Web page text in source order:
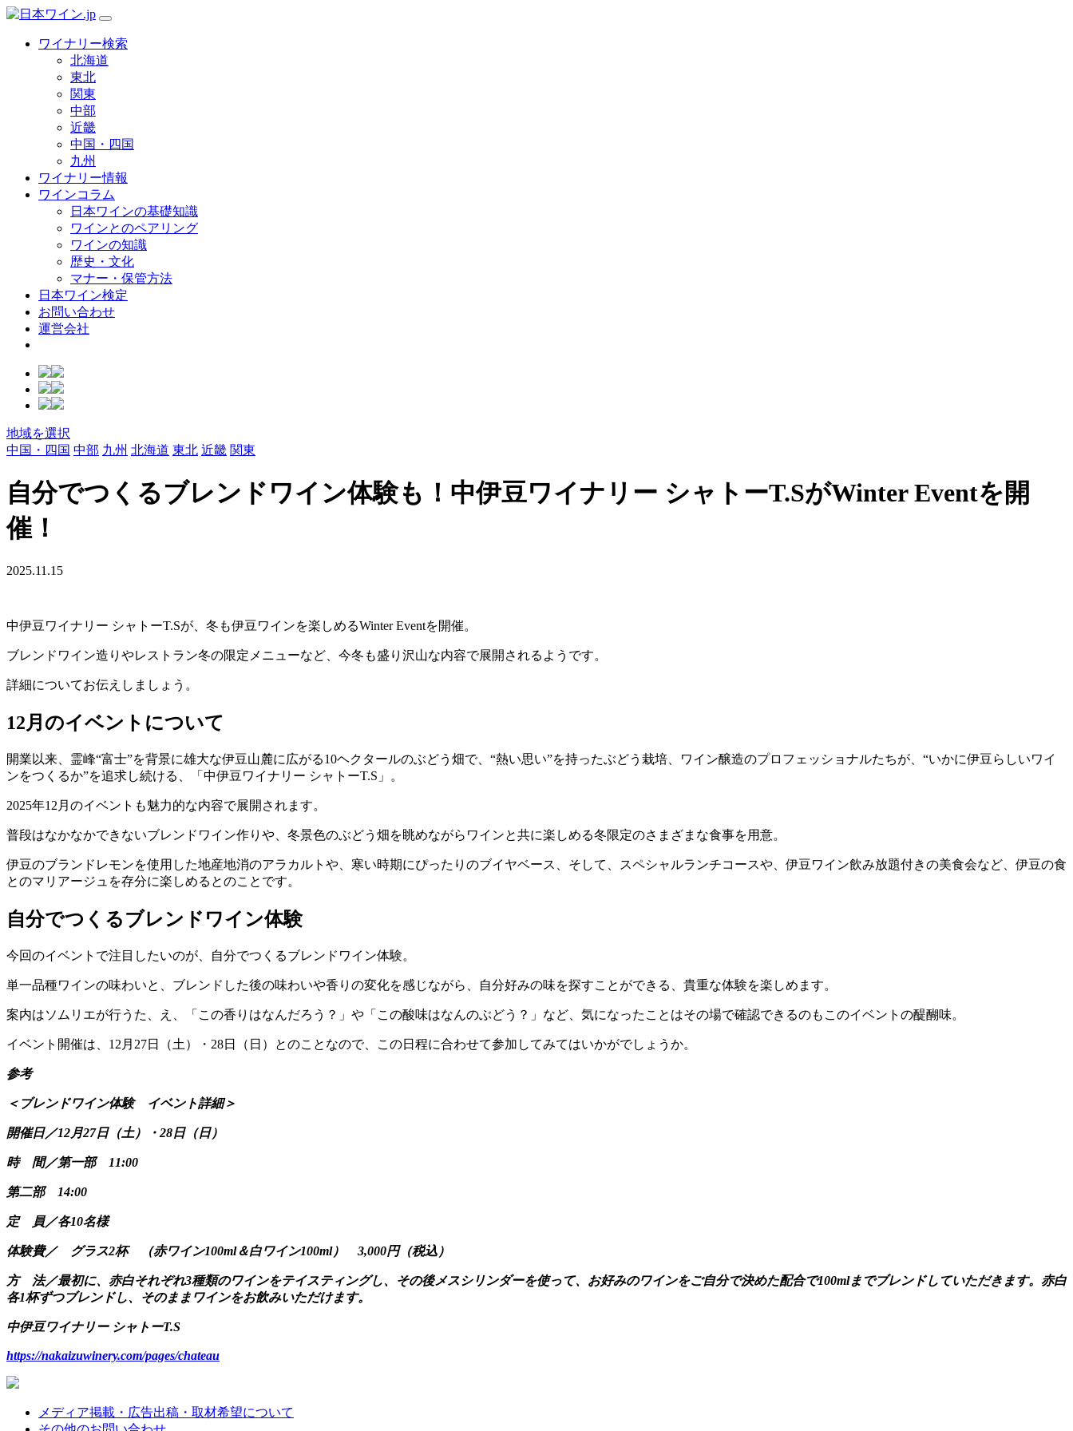
ワイナリー検索
北海道
東北
関東
中部
近畿
中国・四国
九州
ワイナリー情報
ワインコラム
日本ワインの基礎知識
ワインとのペアリング
ワインの知識
歴史・文化
マナー・保管方法
日本ワイン検定
お問い合わせ
運営会社
地域を選択
中国・四国 中部 九州 北海道 東北 近畿 関東
自分でつくるブレンドワイン体験も！中伊豆ワイナリー シャトーT.SがWinter Eventを開
催！
2025.11.15
中伊豆ワイナリー シャトーT.Sが、冬も伊豆ワインを楽しめるWinter Eventを開催。
ブレンドワイン造りやレストラン冬の限定メニューなど、今冬も盛り沢山な内容で展開されるようです。
詳細についてお伝えしましょう。
12月のイベントについて
開業以来、霊峰“富士”を背景に雄大な伊豆山麓に広がる10ヘクタールのぶどう畑で、“熱い思い”を持ったぶどう栽培、ワイン醸造のプロフェッショナルたちが、“いかに伊豆らしいワイ
ンをつくるか”を追求し続ける、「中伊豆ワイナリー シャトーT.S」。
2025年12月のイベントも魅力的な内容で展開されます。
普段はなかなかできないブレンドワイン作りや、冬景色のぶどう畑を眺めながらワインと共に楽しめる冬限定のさまざまな食事を用意。
伊豆のブランドレモンを使用した地産地消のアラカルトや、寒い時期にぴったりのブイヤベース、そして、スペシャルランチコースや、伊豆ワイン飲み放題付きの美食会など、伊豆の食
とのマリアージュを存分に楽しめるとのことです。
自分でつくるブレンドワイン体験
今回のイベントで注目したいのが、自分でつくるブレンドワイン体験。
単一品種ワインの味わいと、ブレンドした後の味わいや香りの変化を感じながら、自分好みの味を探すことができる、貴重な体験を楽しめます。
案内はソムリエが行うた、え、「この香りはなんだろう？」や「この酸味はなんのぶどう？」など、気になったことはその場で確認できるのもこのイベントの醍醐味。
イベント開催は、12月27日（土）・28日（日）とのことなので、この日程に合わせて参加してみてはいかがでしょうか。
参考
＜ブレンドワイン体験 イベント詳細＞
開催日／12月27日（土）・28日（日）
時 間／第一部 11:00
第二部 14:00
定 員／各10名様
体験費／ グラス2杯 （赤ワイン100ml＆白ワイン100ml） 3,000円（税込）
方 法／最初に、赤白それぞれ3種類のワインをテイスティングし、その後メスシリンダーを使って、お好みのワインをご自分で決めた配合で100mlまでブレンドしていただきます。赤白
各1杯ずつブレンドし、そのままワインをお飲みいただけます。
中伊豆ワイナリー シャトーT.S
https://nakaizuwinery.com/pages/chateau
メディア掲載・広告出稿・取材希望について